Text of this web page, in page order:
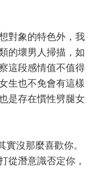
對象的特色外，我
的壞男人掃描，如
這段感情值不值得
生也不免會有這樣
是存在慣性劈腿女
實沒那麼喜歡你。
從潛意識否定你，